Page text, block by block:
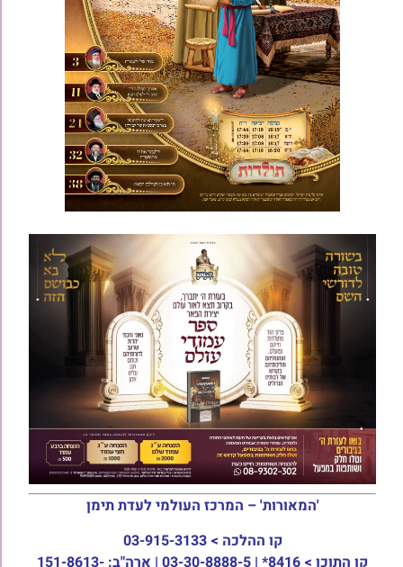
'המאורות' – המרכז העולמי לעדת תימן
קו ההלכה > 03-915-3133
קו התוכן >
8416* | 03-30-8888-5 | ארה"ב: 151-8613-